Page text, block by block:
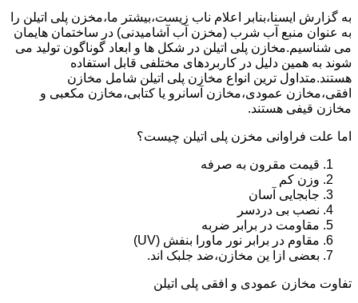
به گزارش ایسنا،بنابر اعلام ناب زیست،بیشتر ما،مخزن پلی اتیلن را
به عنوان منبع آب شرب (مخزن آب آشامیدنی) در ساختمان هایمان
می شناسیم.مخازن پلی اتیلن در شکل ها و ابعاد گوناگون تولید می
شوند به همین دلیل در کاربردهای مختلفی قابل استفاده
هستند.متداول ترین انواع مخازن پلی اتیلن شامل مخازن
افقی،مخازن عمودی،مخازن آسانرو یا کتابی،مخازن مکعبی و
مخازن قیفی هستند.
اما علت فراوانی مخزن پلی اتیلن چیست؟
قیمت مقرون به صرفه
وزن کم
جابجایی آسان
نصب بی دردسر
مقاومت در برابر ضربه
مقاوم در برابر نور ماورا بنفش (UV)
بعضی ازا ین مخازن،ضد جلبک اند.
تفاوت مخازن عمودی و افقی پلی اتیلن